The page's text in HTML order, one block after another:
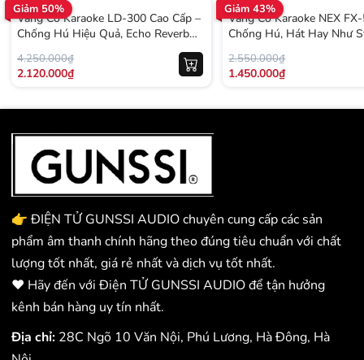
Kết nối
Bluetooth, USB, Optical,
RCA
Số cổng micro 2 đầu vào (MIC 1/2)
thanh
Echo, Reverb, Delay
Dải tần số 20Hz – 20kHz
Tỷ lệ nhiễu ≤ 0.05%
Màn hình hiển thị LED kỹ thuật số
Ngõ ra âm thanh L/R, SUB, SR
Giảm 50%
Vang Cơ Karaoke LD-300 Cao Cấp –
Chống Hú Hiệu Quả, Echo Reverb
Mượt, Cân Chỉnh Dễ Dàng Cho Dàn
Karaoke Gia Đình
4.250.000₫
2.120.000₫
Giảm 43%
Vang Cơ Karaoke NEX
Chống Hú, Hát Hay Như
2.550.000₫
1.450.000₫
👉 ĐIỆN TỬ GUNSSI AUDIO chuyên cung cấp các sản
phẩm âm thanh chính hãng theo đúng tiêu chuẩn với chất
lượng tốt nhất, giá rẻ nhất và dịch vụ tốt nhất.
❤️ Hãy đến với Điện TỬ GUNSSI AUDIO để tận hưởng
kênh bán hàng uy tín nhất.
Địa chỉ: 28C Ngõ 10 Văn Nội, Phú Lương, Hà Đông, Hà